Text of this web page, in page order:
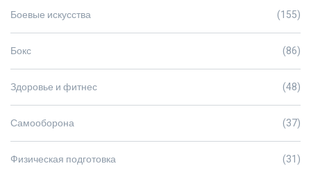
Боевые искусства (155)
Бокс (86)
Здоровье и фитнес (48)
Самооборона (37)
Физическая подготовка (31)